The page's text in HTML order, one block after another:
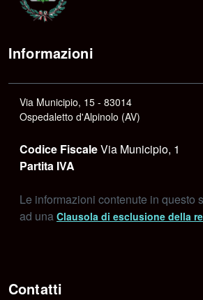
Informazioni
Via Municipio, 15 - 83014
Ospedaletto d'Alpinolo (AV)
Codice FiscaleVia Municipio, 1
Partita IVA
Le informazioni contenute in questo
ad una Clausola di esclusione della
Contatti